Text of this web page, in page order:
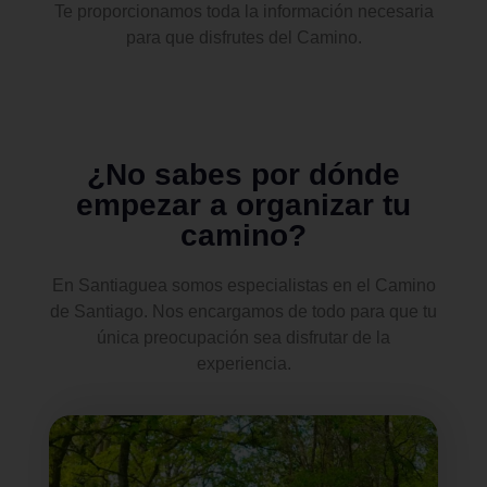
Te proporcionamos toda la información necesaria
para que disfrutes del Camino.
¿No sabes por dónde
empezar a organizar tu
camino?
En Santiaguea somos especialistas en el Camino
de Santiago. Nos encargamos de todo para que tu
única preocupación sea disfrutar de la
experiencia.